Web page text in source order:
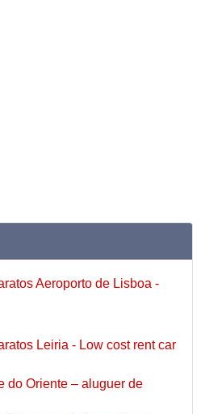
Aeroporto de Lisboa -
Leiria - Low cost rent car
do Oriente – aluguer de